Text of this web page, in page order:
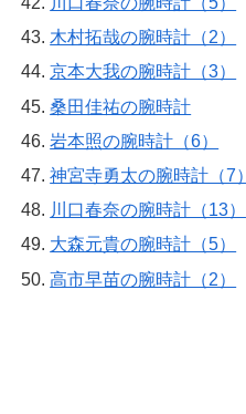
木村拓哉の腕時計（2）
京本大我の腕時計（3）
桑田佳祐の腕時計
岩本照の腕時計（6）
神宮寺勇太の腕時計（7）
川口春奈の腕時計（13）
大森元貴の腕時計（5）
高市早苗の腕時計（2）